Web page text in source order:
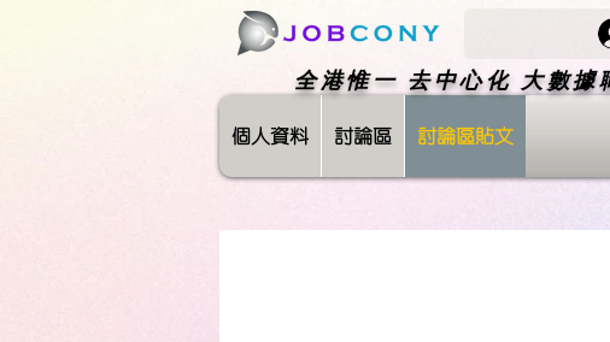
全港惟一 去中心化 大數據
個人資料 討論區 討論區貼文